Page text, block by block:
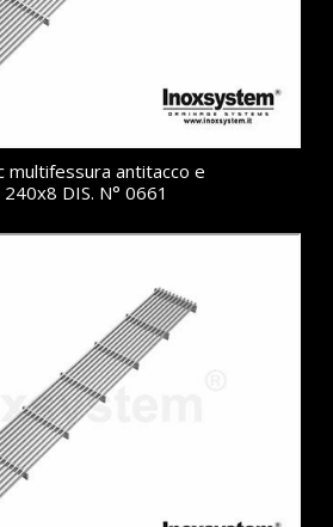
multifessura antitacco e
DIS. N° 0661